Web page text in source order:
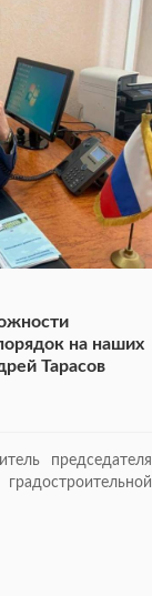
на наших
Тарасов
председателя